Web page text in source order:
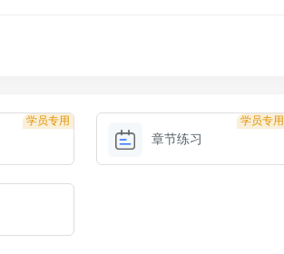
学员专用 学员专用
章节练习